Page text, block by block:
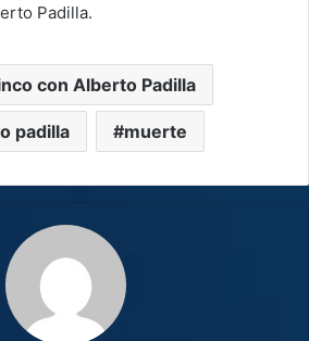
Padilla.
con Alberto Padilla
padilla muerte